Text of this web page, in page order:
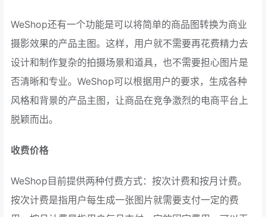
WeShop还有一个功能是可以将简单的商品图转换为商业
摄影效果的产品主图。这样，用户就不需要再花费精力去
设计和制作复杂的拍摄场景和道具，也不需要担心图片是
否清晰和专业。WeShop可以根据用户的要求，生成各种
风格和背景的产品主图，让商品在竞争激烈的电商平台上
脱颖而出。
收费价格
WeShop目前提供两种付费方式：按次计费和按月计费。
按次计费是指用户每生成一张图片就需要支付一定的费